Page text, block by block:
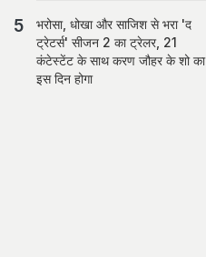
भरोसा, धोखा और साजिश से भरा 'द
ट्रेटर्स' सीजन 2 का ट्रेलर, 21
कंटेस्टेंट के साथ करण जौहर के शो का
इस दिन होगा